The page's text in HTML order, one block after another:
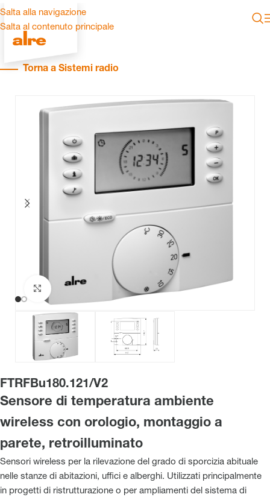
Salta alla navigazione
Salta al contenuto principale
Torna a Sistemi radio
FTRFBu180.121/V2
Sensore di temperatura ambiente
wireless con orologio, montaggio a
parete, retroilluminato
Sensori wireless per la rilevazione del grado di sporcizia abituale
nelle stanze di abitazioni, uffici e alberghi. Utilizzati principalmente
in progetti di ristrutturazione o per ampliamenti del sistema di
Clicca per ingrandire